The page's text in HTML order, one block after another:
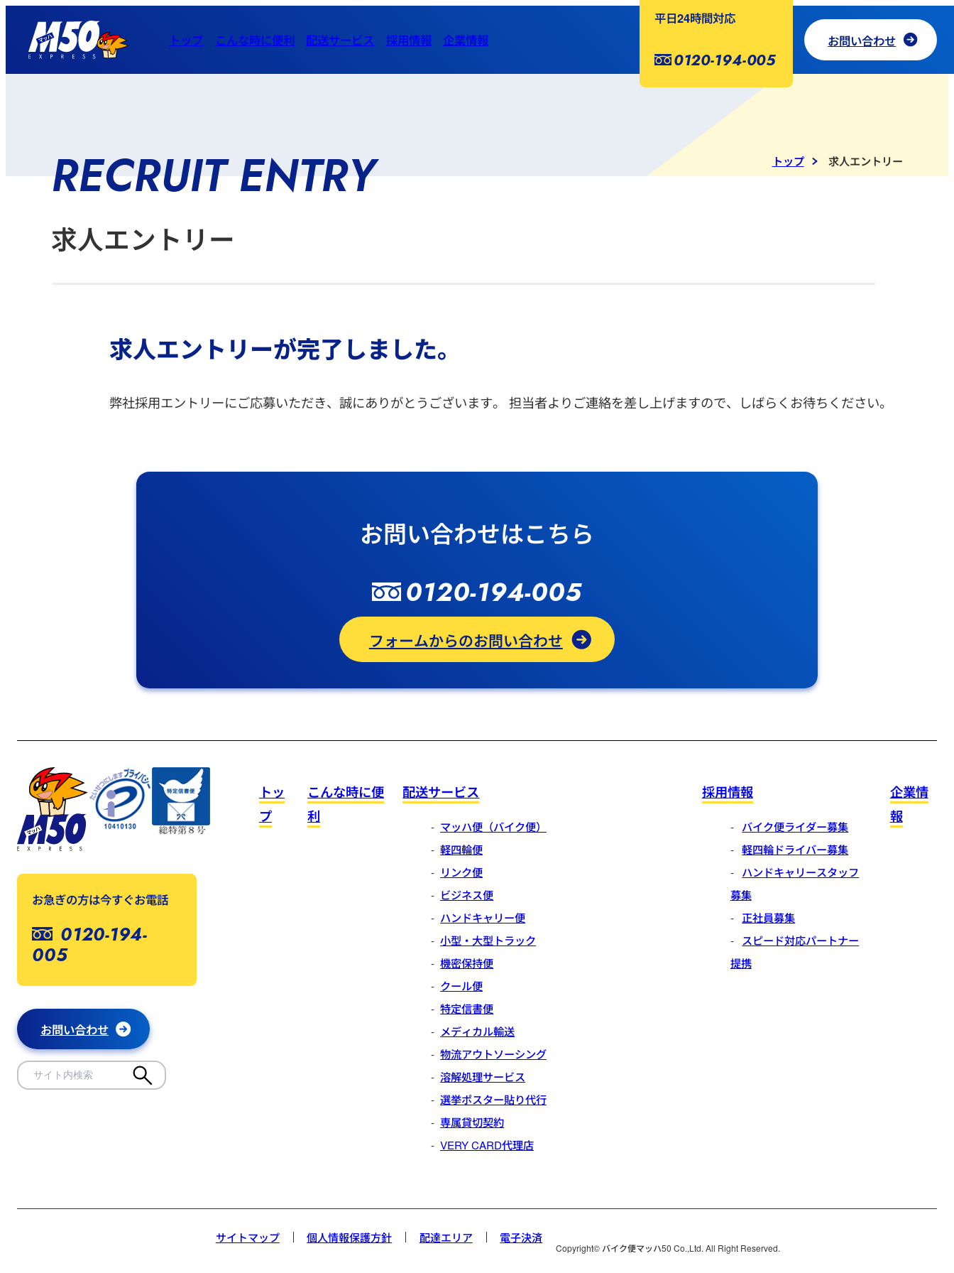
トップ こんな時に便利 配送サービス 採用情報 企業情報
平日24時間対応
0120-194-005
お問い合わせ
RECRUIT ENTRY
求人エントリー
トップ 求人エントリー
求人エントリーが完了しました。
弊社採用エントリーにご応募いただき、誠にありがとうございます。 担当者よりご連絡を差し上げますので、しばらくお待ちください。
お問い合わせはこちら
0120-194-005
フォームからのお問い合わせ
お急ぎの方は今すぐお電話
0120-194-
005
お問い合わせ
トッ
プ
こんな時に便
利
配送サービス
マッハ便（バイク便）
軽四輪便
リンク便
ビジネス便
ハンドキャリー便
小型・大型トラック
機密保持便
クール便
特定信書便
メディカル輸送
物流アウトソーシング
溶解処理サービス
選挙ポスター貼り代行
専属貸切契約
VERY CARD代理店
採用情報
バイク便ライダー募集
軽四輪ドライバー募集
ハンドキャリースタッフ
募集
正社員募集
スピード対応パートナー
提携
企業情
報
サイトマップ 個人情報保護方針 配達エリア 電子決済
Copyright© バイク便マッハ50 Co.,Ltd. All Right Reserved.